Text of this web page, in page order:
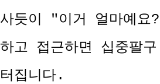
사듯이 "이거 얼마예
하고 접근하면 십중팔
터집니다.